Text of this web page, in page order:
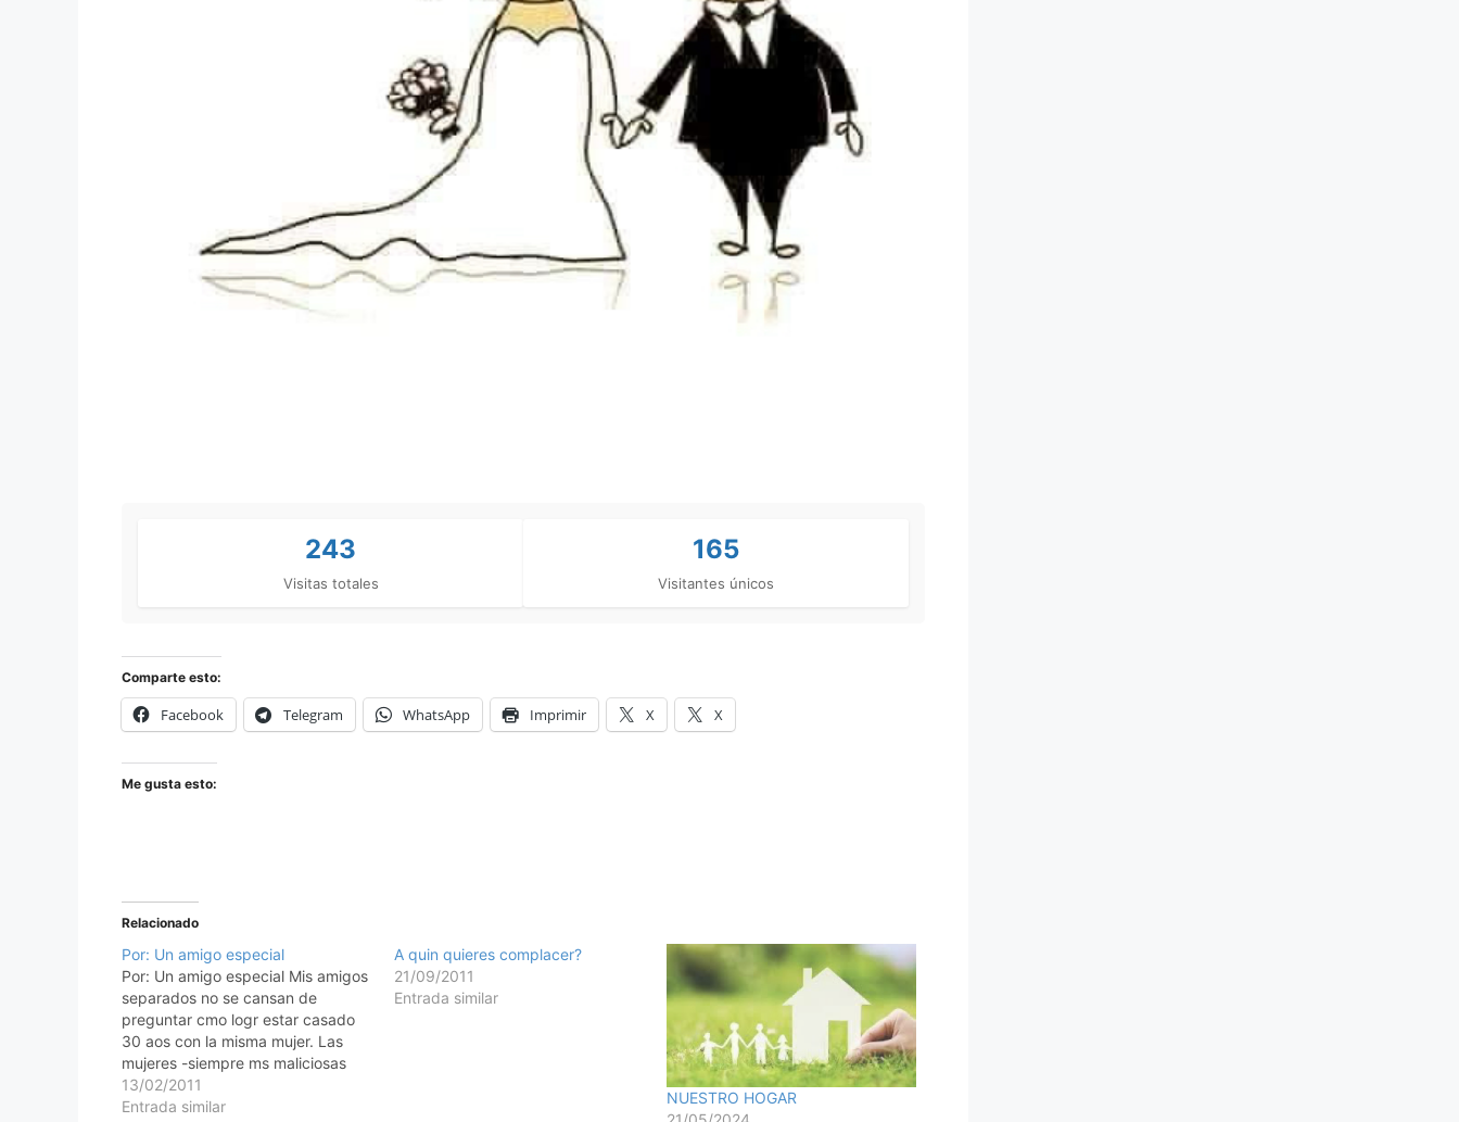
243
Visitas totales
165
Visitantes únicos
Comparte esto:
Facebook Telegram WhatsApp Imprimir X X
Me gusta esto:
Relacionado
Por: Un amigo especial
Por: Un amigo especial Mis amigos
separados no se cansan de
preguntar cmo logr estar casado
30 aos con la misma mujer. Las
mujeres -siempre ms maliciosas
que los hombres, no le preguntan
a mi esposa cmo ella puede estar
13/02/2011
Entrada similar
A quin quieres complacer?
21/09/2011
Entrada similar
NUESTRO HOGAR